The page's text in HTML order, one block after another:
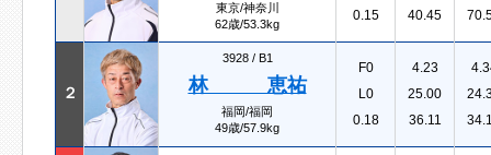
東京/神奈川
62歳/53.3kg
0.15
40.45
２
3928 / B1
林 恵祐
福岡/福岡
49歳/57.9kg
F0
L0
0.18
4.23
25.00
36.11